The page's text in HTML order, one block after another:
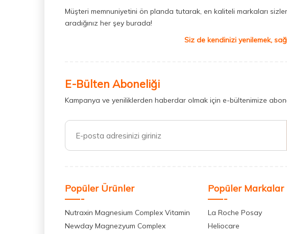
Müşteri memnuniyetini ön planda tutarak, en kaliteli markaları
aradığınız her şey burada!
Siz de kendinizi yenilemek,
E-Bülten Aboneliği
Kampanya ve yeniliklerden haberdar olmak için e-bültenimize
Popüler Ürünler
Nutraxin Magnesium Complex Vitamin
Newday Magnezyum Complex
Popüler Markalar
La Roche Posay
Heliocare